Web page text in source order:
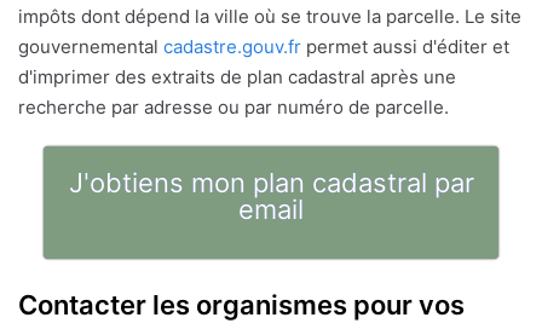
impôts dont dépend la ville où se trouve la parcelle. Le site
gouvernemental cadastre.gouv.fr permet aussi d'éditer et
d'imprimer des extraits de plan cadastral après une
recherche par adresse ou par numéro de parcelle.
J'obtiens mon plan cadastral par
email
Contacter les organismes pour vos